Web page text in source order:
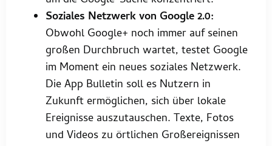
Soziales Netzwerk von Google 2.0:
Obwohl Google+ noch immer auf seinen
großen Durchbruch wartet, testet Google
im Moment ein neues soziales Netzwerk.
Die App Bulletin soll es Nutzern in
Zukunft ermöglichen, sich über lokale
Ereignisse auszutauschen. Texte, Fotos
und Videos zu örtlichen Großereignissen